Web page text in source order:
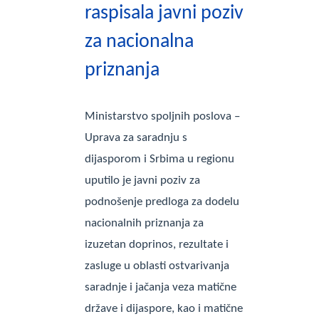
raspisala javni poziv
za nacionalna
priznanja
Ministarstvo spoljnih poslova –
Uprava za saradnju s
dijasporom i Srbima u regionu
uputilo je javni poziv za
podnošenje predloga za dodelu
nacionalnih priznanja za
izuzetan doprinos, rezultate i
zasluge u oblasti ostvarivanja
saradnje i jačanja veza matične
države i dijaspore, kao i matične